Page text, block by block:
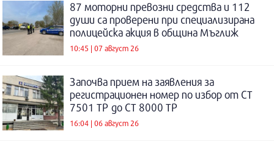
87 моторни превозни средства и 112
души са проверени при специализирана
полицейска акция в община Мъглиж
10:45 | 07 август 26
Започва прием на заявления за
регистрационен номер по избор от СТ
7501 ТР до СТ 8000 ТР
16:04 | 06 август 26